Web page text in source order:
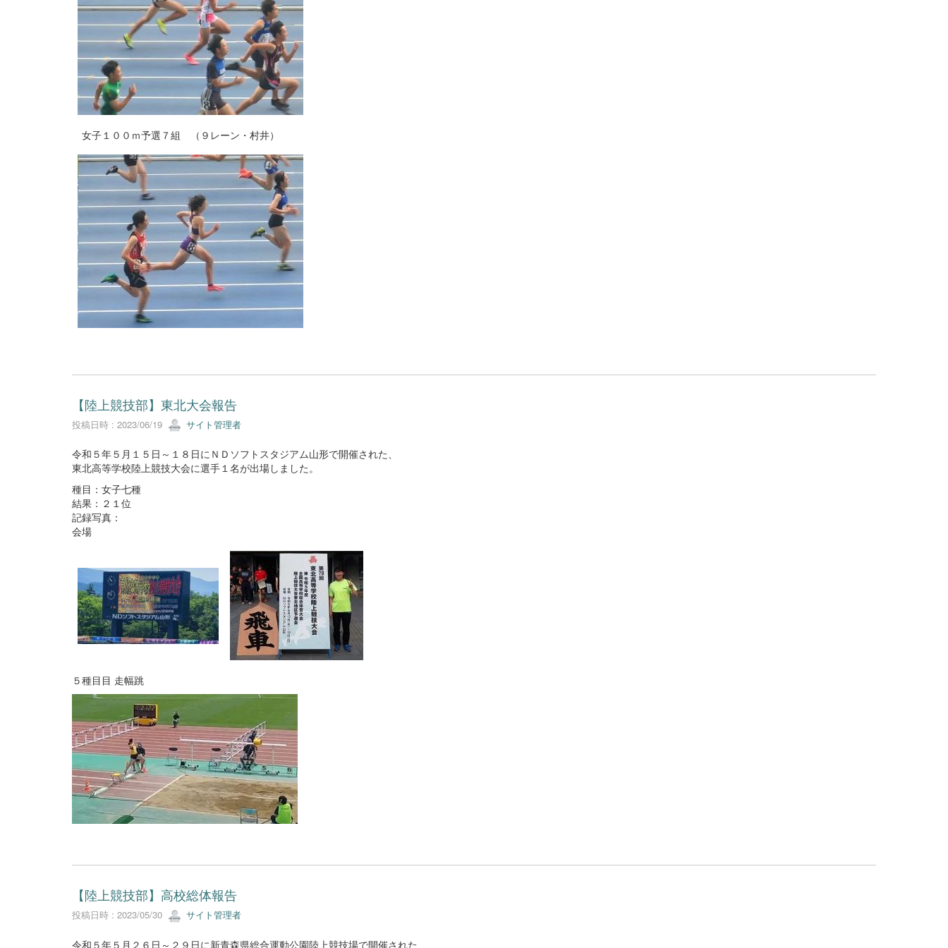
女子１００ｍ予選７組 （９レーン・村井）
【陸上競技部】東北大会報告
投稿日時 : 2023/06/19 サイト管理者
令和５年５月１５日～１８日にＮＤソフトスタジアム山形で開催された、
東北高等学校陸上競技大会に選手１名が出場しました。
種目：女子七種
結果：２１位
記録写真：
会場
５種目目 走幅跳
【陸上競技部】高校総体報告
投稿日時 : 2023/05/30 サイト管理者
令和５年５月２６日～２９日に新青森県総合運動公園陸上競技場で開催された